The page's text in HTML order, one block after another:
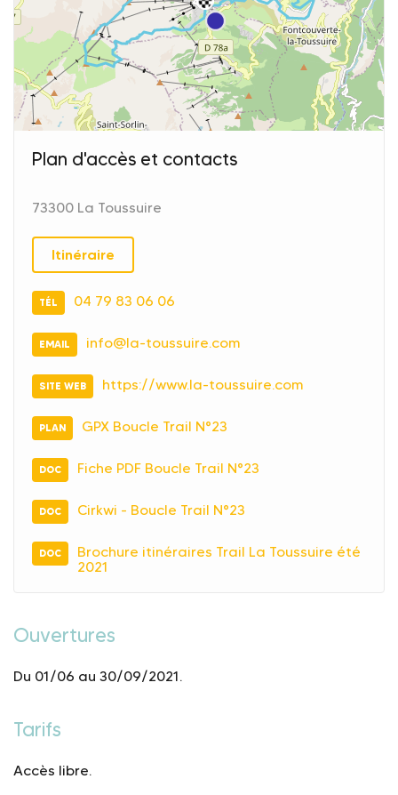
Plan d'accès et contacts
73300 La Toussuire
Itinéraire
TÉL 04 79 83 06 06
EMAIL info@la-toussuire.com
SITE WEB https://www.la-toussuire.com
PLAN GPX Boucle Trail N°23
DOC Fiche PDF Boucle Trail N°23
DOC Cirkwi - Boucle Trail N°23
DOC
Brochure itinéraires Trail La Toussuire été
2021
Ouvertures
Du 01/06 au 30/09/2021.
Tarifs
Accès libre.